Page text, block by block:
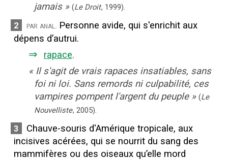
jamais » (Le Droit, 1999).
2 par anal.
Personne avide, qui s'enrichit aux
dépens d’autrui.
⇒ rapace.
« Il s'agit de vrais rapaces insatiables, sans
foi ni loi. Sans remords ni culpabilité, ces
vampires pompent l'argent du peuple » (Le
Nouvelliste, 2005).
3
Chauve-souris d'Amérique tropicale, aux
incisives acérées, qui se nourrit du sang des
mammifères ou des oiseaux qu’elle mord